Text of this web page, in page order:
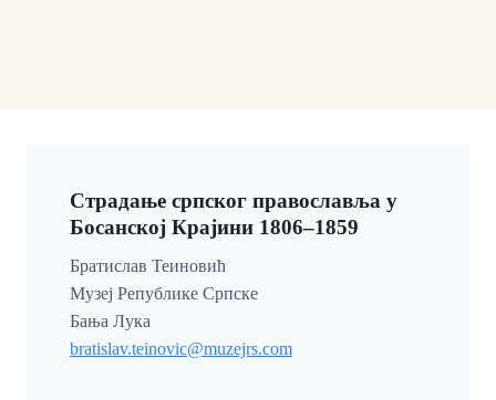
Страдање српског православља у
Босанској Крајини 1806–1859
Братислав Теиновић
Музеј Републике Српске
Бања Лука
bratislav.teinovic@muzejrs.com